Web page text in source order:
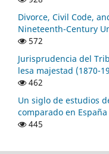
Divorce, Civil Code,
Nineteenth-Century
572
Jurisprudencia del
lesa majestad (1870-
462
Un siglo de estudios
comparado en España
445